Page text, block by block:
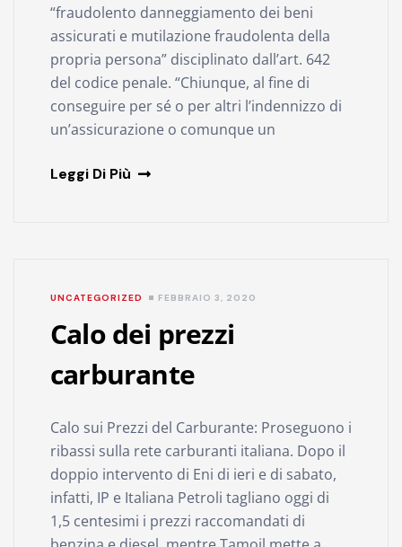
“fraudolento danneggiamento dei beni
assicurati e mutilazione fraudolenta della
propria persona” disciplinato dall’art. 642
del codice penale. “Chiunque, al fine di
conseguire per sé o per altri l’indennizzo di
un’assicurazione o comunque un
Leggi Di Più
Calo dei prezzi
carburante
UNCATEGORIZED FEBBRAIO 3, 2020
Calo sui Prezzi del Carburante: Proseguono i
ribassi sulla rete carburanti italiana. Dopo il
doppio intervento di Eni di ieri e di sabato,
infatti, IP e Italiana Petroli tagliano oggi di
1,5 centesimi i prezzi raccomandati di